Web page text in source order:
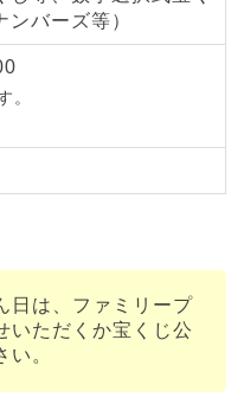
ンバーズ等）
。
日は、ファミリープ
いただくか宝くじ公
。